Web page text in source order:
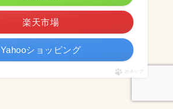
楽天市場
Yahooショッピング
ポチップ